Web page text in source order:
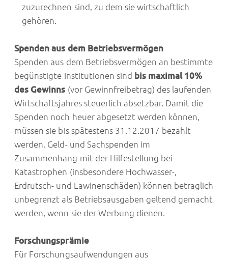
zuzurechnen sind, zu dem sie wirtschaftlich
gehören.
Spenden aus dem Betriebsvermögen
Spenden aus dem Betriebsvermögen an bestimmte
begünstigte Institutionen sind bis maximal 10%
des Gewinns (vor Gewinnfreibetrag) des laufenden
Wirtschaftsjahres steuerlich absetzbar. Damit die
Spenden noch heuer abgesetzt werden können,
müssen sie bis spätestens 31.12.2017 bezahlt
werden. Geld- und Sachspenden im
Zusammenhang mit der Hilfestellung bei
Katastrophen (insbesondere Hochwasser-,
Erdrutsch- und Lawinenschäden) können betraglich
unbegrenzt als Betriebsausgaben geltend gemacht
werden, wenn sie der Werbung dienen.
Forschungsprämie
Für Forschungsaufwendungen aus